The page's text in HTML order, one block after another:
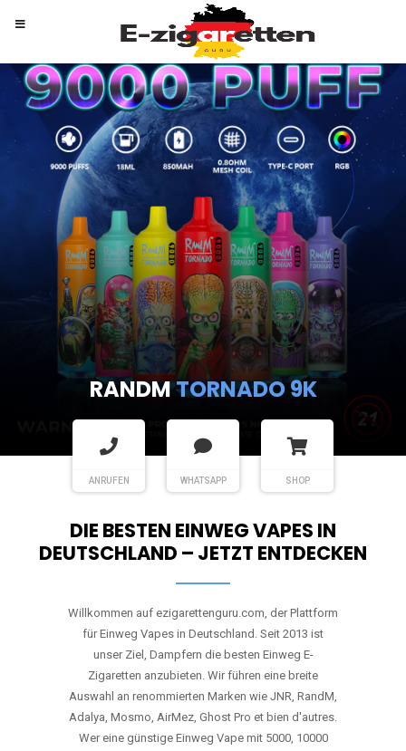
RANDMTORNADO 9K
ANRUFEN WHATSAPP SHOP
DIE BESTEN EINWEG VAPES IN
DEUTSCHLAND – JETZT ENTDECKEN
Willkommen auf ezigarettenguru.com, der Plattform
für Einweg Vapes in Deutschland. Seit 2013 ist
unser Ziel, Dampfern die besten Einweg E-
Zigaretten anzubieten. Wir führen eine breite
Auswahl an renommierten Marken wie JNR, RandM,
Adalya, Mosmo, AirMez, Ghost Pro et bien d'autres.
Wer eine günstige Einweg Vape mit 5000, 10000